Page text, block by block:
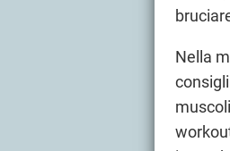
Nella